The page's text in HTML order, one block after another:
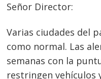
Señor Director:
Varias ciudades del
como normal. Las
semanas con la
restringen vehículos